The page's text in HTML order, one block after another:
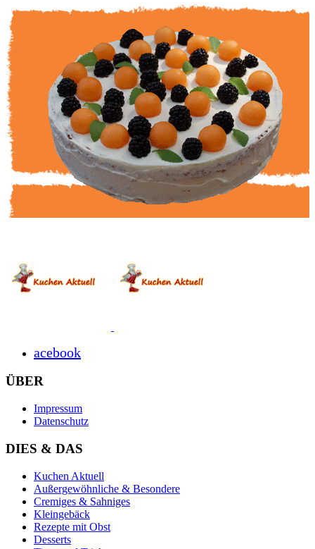
acebook
ÜBER
Impressum
Datenschutz
DIES & DAS
Kuchen Aktuell
Außergewöhnliche & Besondere
Cremiges & Sahniges
Kleingebäck
Rezepte mit Obst
Desserts